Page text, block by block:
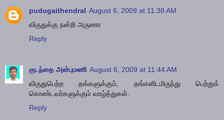
pudugaithendral August 6, 2009 at 11:38 AM
விருதுக்கு நன்றி அருணா
Reply
குடந்தை அன்புமணி August 6, 2009 at 11:44 AM
விருதுபெற்ற தங்களுக்கும், தங்களிடமிருந்து பெற்றுக்
கொண்டவர்களுக்கும் வாழ்த்துகள்.
Reply